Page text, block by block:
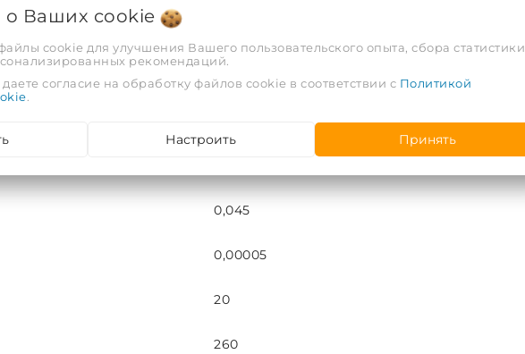
Н-В
0,045
0,00005
20
260
о Ваших cookie
cookie для улучшения Вашего пользовательского опыта, сбора статистики
рекомендаций.
согласие на обработку файлов cookie в соответствии с Политикой
.
Настроить Принять